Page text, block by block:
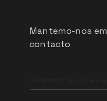
Mantemo-nos em
contacto
field